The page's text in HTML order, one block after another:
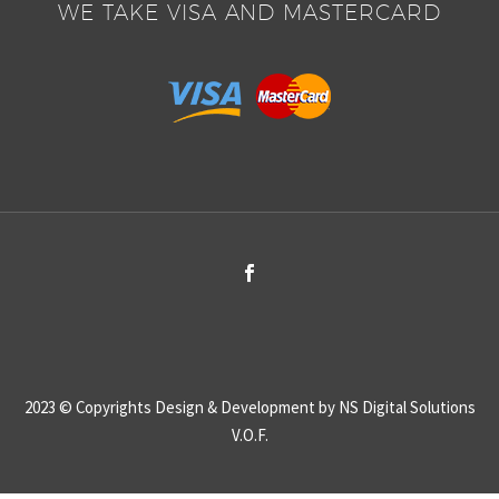
Duis sed odio sit amet
nibh vulputate cursus a
WE TAKE VISA AND MASTERCARD
2023 © Copyrights Design & Development by NS Digital Solutions
V.O.F.